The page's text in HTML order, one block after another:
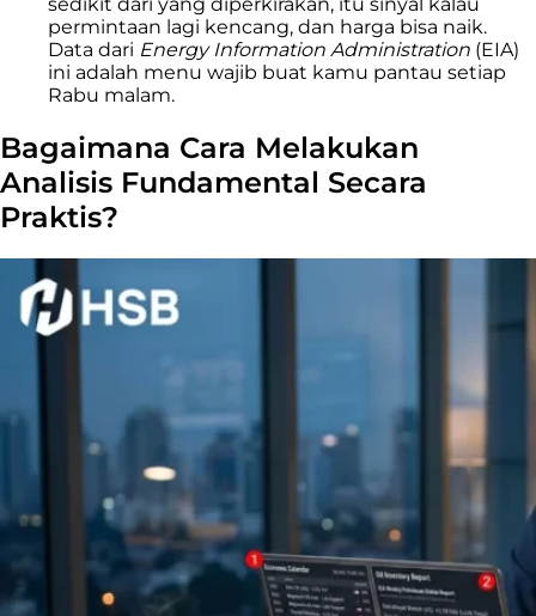
permintaan lagi kencang, dan harga bisa naik.
Data dari Energy Information Administration (EIA)
ini adalah menu wajib buat kamu pantau setiap
Rabu malam.
Bagaimana Cara Melakukan
Analisis Fundamental Secara
Praktis?